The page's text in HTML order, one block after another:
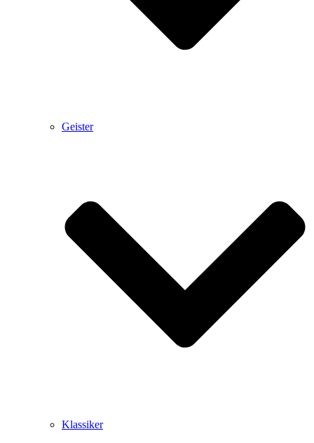
Geister
Klassiker